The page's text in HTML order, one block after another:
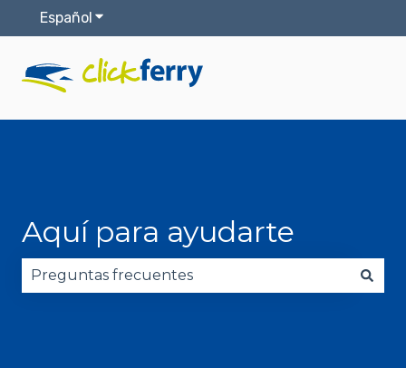
Español Traducciones de Mostrar submenú de
Aquí para ayudarte